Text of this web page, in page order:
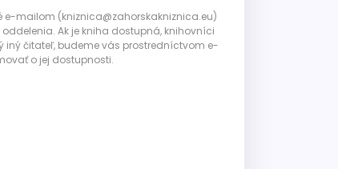
e-mailom (kniznica@zahorskakniznica.eu)
Ak je kniha dostupná, knihovníci
iný čitateľ, budeme vás prostredníctvom e-
o jej dostupnosti.